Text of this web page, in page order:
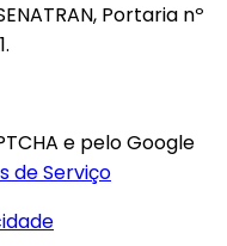
Portaria nº
e pelo Google
de Serviço